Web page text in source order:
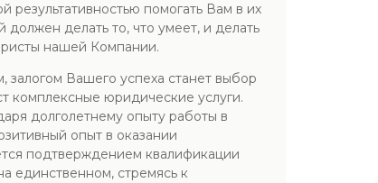
результативностью помогать Вам в их
делать то, что умеет, и делать
нашей Компании.
Вашего успеха станет выбор
комплексные юридические услуги.
долголетнему опыту работы в
опыт в оказании
подтверждением квалификации
единственном, стремясь к